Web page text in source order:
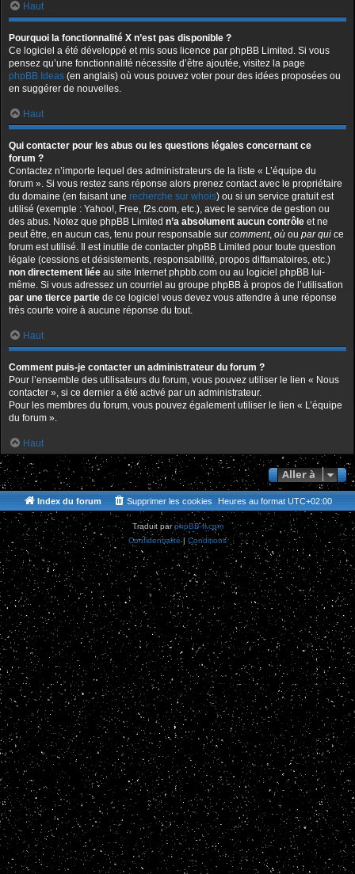
Haut
Pourquoi la fonctionnalité X n’est pas disponible ?
Ce logiciel a été développé et mis sous licence par phpBB Limited. Si vous
pensez qu’une fonctionnalité nécessite d’être ajoutée, visitez la page
phpBB Ideas (en anglais) où vous pouvez voter pour des idées proposées ou
en suggérer de nouvelles.
Haut
Qui contacter pour les abus ou les questions légales concernant ce
forum ?
Contactez n’importe lequel des administrateurs de la liste « L’équipe du
forum ». Si vous restez sans réponse alors prenez contact avec le propriétaire
du domaine (en faisant une recherche sur whois) ou si un service gratuit est
utilisé (exemple : Yahoo!, Free, f2s.com, etc.), avec le service de gestion ou
des abus. Notez que phpBB Limited n’a absolument aucun contrôle et ne
peut être, en aucun cas, tenu pour responsable sur comment, où ou par qui ce
forum est utilisé. Il est inutile de contacter phpBB Limited pour toute question
légale (cessions et désistements, responsabilité, propos diffamatoires, etc.)
non directement liée au site Internet phpbb.com ou au logiciel phpBB lui-
même. Si vous adressez un courriel au groupe phpBB à propos de l’utilisation
par une tierce partie de ce logiciel vous devez vous attendre à une réponse
très courte voire à aucune réponse du tout.
Haut
Comment puis-je contacter un administrateur du forum ?
Pour l’ensemble des utilisateurs du forum, vous pouvez utiliser le lien « Nous
contacter », si ce dernier a été activé par un administrateur.
Pour les membres du forum, vous pouvez également utiliser le lien « L’équipe
du forum ».
Haut
Aller à
Index du forum Heures au format UTC+02:00
Supprimer les cookies
Traduit parphpBB-fr.com
Confidentialité|Conditions